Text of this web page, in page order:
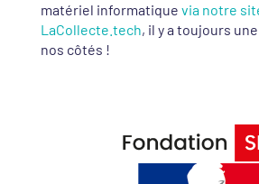
matériel informatique via notre
LaCollecte.tech, il y a toujours
nos côtés !